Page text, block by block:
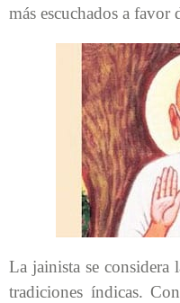
más escuchados a favor
La jainista se considera
tradiciones índicas.